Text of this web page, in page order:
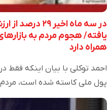
در سه ماه
یافته/ هجوم مردم به
همراه دارد
پول ملی کاسته شده است،